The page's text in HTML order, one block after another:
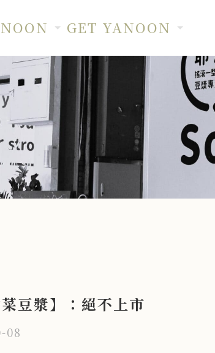
GET YANOON
菜豆漿】：絕不上市
消息 全新【香菜豆漿】：絕不上
豆漿】：絕不上市
08